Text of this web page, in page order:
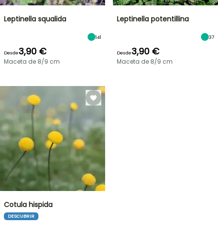
Leptinella squalida
141
Desde3,90 €
Maceta de 8/9 cm
Leptinella potentillina
37
Desde3,90 €
Maceta de 8/9 cm
Cotula hispida
DESCUBRIR